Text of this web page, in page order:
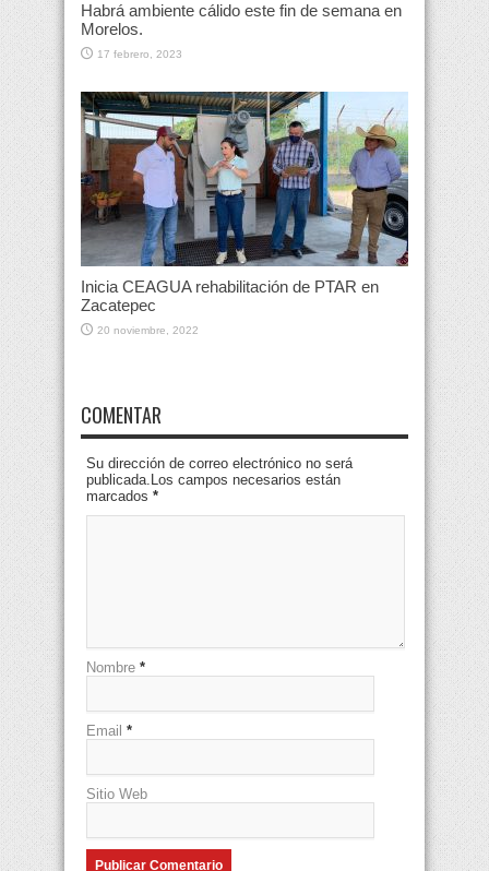
Habrá ambiente cálido este fin de semana en
Morelos.
17 febrero, 2023
Inicia CEAGUA rehabilitación de PTAR en
Zacatepec
20 noviembre, 2022
COMENTAR
Su dirección de correo electrónico no será
publicada.Los campos necesarios están
marcados *
Nombre *
Email *
Sitio Web